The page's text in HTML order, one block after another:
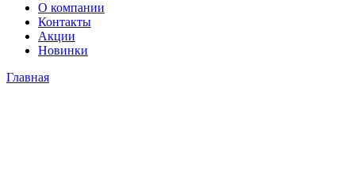
О компании
Контакты
Акции
Новинки
Главная